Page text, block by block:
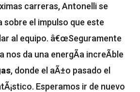
carreras, Antonelli se
sobre el impulso que este
al equipo. â€œSeguramente
nos da una energÃ­a increÃ­ble
, donde el aÃ±o pasado el
Esperamos ir de nuevo